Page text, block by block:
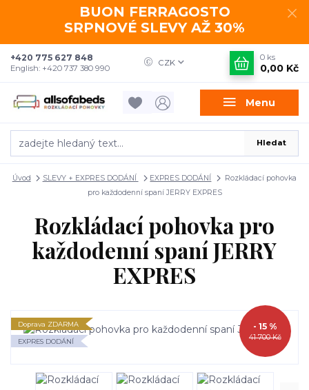
BUON FERRAGOSTO
SRPNOVÉ SLEVY AŽ 30%
Menu
CZK
Hledat
+420 775 627 848
English: +420 737 380 990
0 ks
0,00 Kč
Úvod SLEVY + EXPRES DODÁNÍ EXPRES DODÁNÍ
Rozkládací pohovka
pro každodenní spaní JERRY EXPRES
Rozkládací pohovka pro
každodenní spaní JERRY
EXPRES
Doprava ZDARMA
EXPRES DODÁNÍ 41 700 Kč
- 15 %